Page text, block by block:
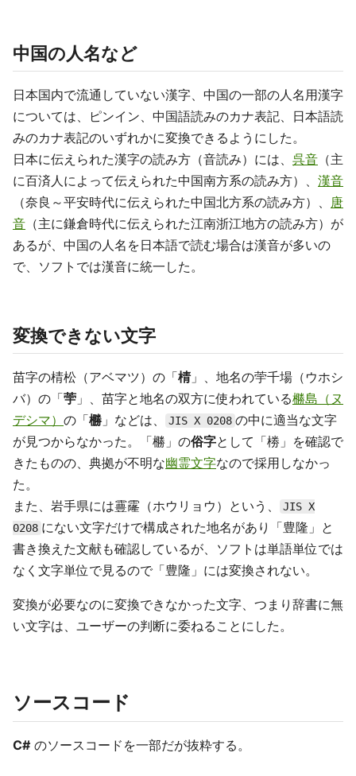
中国の人名など
日本国内で流通していない漢字、中国の一部の人名用漢字
については、ピンイン、中国語読みのカナ表記、日本語読
みのカナ表記のいずれかに変換できるようにした。
日本に伝えられた漢字の読み方（音読み）には、 呉音 （主
に百済人によって伝えられた中国南方系の読み方）、 漢音
（奈良～平安時代に伝えられた中国北方系の読み方）、 唐
音 （主に鎌倉時代に伝えられた江南浙江地方の読み方）が
あるが、中国の人名を日本語で読む場合は漢音が多いの
で、ソフトでは漢音に統一した。
変換できない文字
苗字の棈松（アベマツ）の「棈」、地名の荢千場（ウホシ
バ）の「荢 」、苗字と地名の双方に使われている橳島（ヌ
デシマ） の「橳 」などは、 JIS X 0208 の中に適当な文字
が見つからなかった。「橳」の俗字として「椦」を確認で
きたものの、典拠が不明な幽霊文字なので採用しなかっ
た。
また、岩手県には霻霳（ホウリョウ）という、
JIS X
0208 にない文字だけで構成された地名があり「豊隆」と
書き換えた文献も確認しているが、ソフトは単語単位では
なく文字単位で見るので「豊隆」には変換されない。
変換が必要なのに変換できなかった文字、つまり辞書に無
い文字は、ユーザーの判断に委ねることにした。
ソースコード
C# のソースコードを一部だが抜粋する。